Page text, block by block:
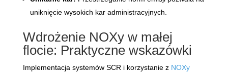
uniknięcie wysokich kar administracyjnych.
Wdrożenie NOXy w małej
flocie: Praktyczne wskazówki
Implementacja systemów SCR i korzystanie z NOXy